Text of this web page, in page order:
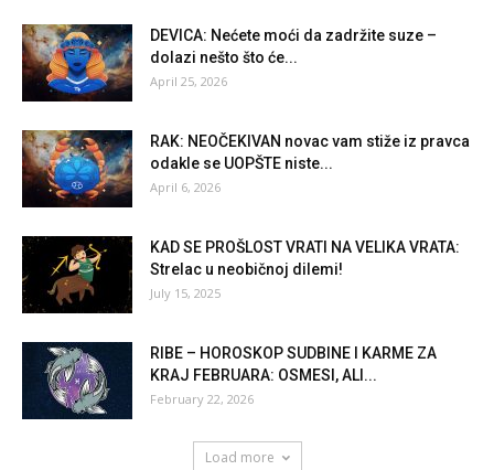
DEVICA: Nećete moći da zadržite suze –
dolazi nešto što će...
April 25, 2026
RAK: NEOČEKIVAN novac vam stiže iz pravca
odakle se UOPŠTE niste...
April 6, 2026
KAD SE PROŠLOST VRATI NA VELIKA VRATA:
Strelac u neobičnoj dilemi!
July 15, 2025
RIBE – HOROSKOP SUDBINE I KARME ZA
KRAJ FEBRUARA: OSMESI, ALI...
February 22, 2026
Load more